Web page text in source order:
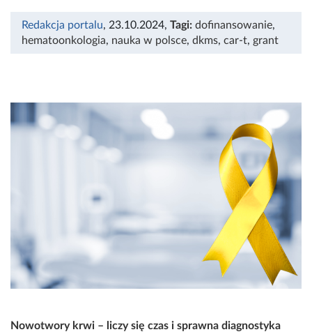
Redakcja portalu, 23.10.2024, Tagi: dofinansowanie,
hematoonkologia, nauka w polsce, dkms, car-t, grant
Nowotwory krwi – liczy się czas i sprawna diagnostyka